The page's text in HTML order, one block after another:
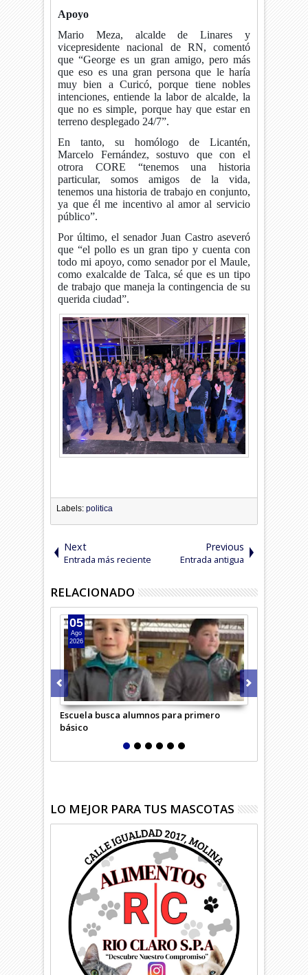
Apoyo
Mario Meza, alcalde de Linares y
vicepresidente nacional de RN, comentó
que “George es un gran amigo, pero más
que eso es una gran persona que le haría
muy bien a Curicó, porque tiene nobles
intenciones, entiende la labor de alcalde, la
que no es simple, porque hay que estar en
terreno desplegado 24/7”.
En tanto, su homólogo de Licantén,
Marcelo Fernández, sostuvo que con el
otrora CORE “tenemos una historia
particular, somos amigos de la vida,
tenemos una historia de trabajo en conjunto,
ya que él me incentivo al amor al servicio
público”.
Por último, el senador Juan Castro aseveró
que “el pollo es un gran tipo y cuenta con
todo mi apoyo, como senador por el Maule,
como exalcalde de Talca, sé que es un tipo
de trabajo que maneja la contingencia de su
querida ciudad”.
Labels:politica
Next
Entrada más reciente
Previous
Entrada antigua
RELACIONADO
Escuela busca alumnos para primero
básico
05
Ago
2026
LO MEJOR PARA TUS MASCOTAS